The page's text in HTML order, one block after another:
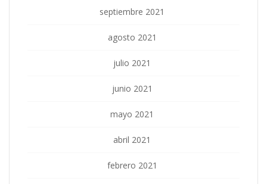
septiembre 2021
agosto 2021
julio 2021
junio 2021
mayo 2021
abril 2021
febrero 2021